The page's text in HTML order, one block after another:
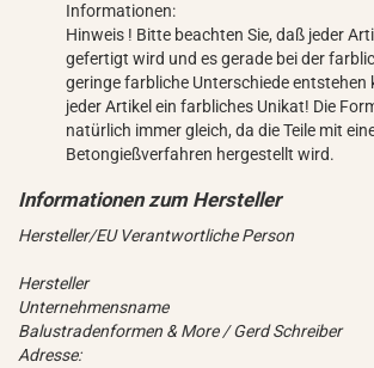
Informationen:
Hinweis ! Bitte beachten Sie, daß jeder
gefertigt wird und es gerade bei der
geringe farbliche Unterschiede entstehen
jeder Artikel ein farbliches Unikat! Die
natürlich immer gleich, da die Teile mit
Betongießverfahren hergestellt wird.
Hersteller/EU Verantwortliche Person
Hersteller
Unternehmensname
Balustradenformen & More / Gerd Schreiber
Adresse: